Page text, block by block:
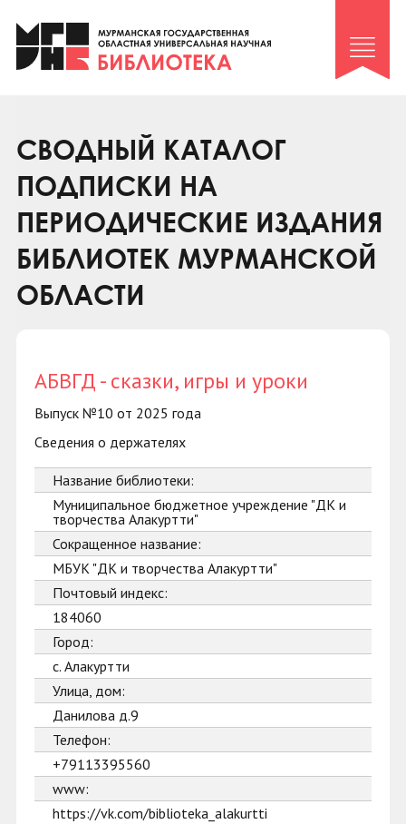
Клуб «Гиря и сельдерей»
Клуб «Семейный архив»
Коллегам
Контакты
СВОДНЫЙ КАТАЛОГ
ПОДПИСКИ НА
ПЕРИОДИЧЕСКИЕ ИЗДАНИЯ
БИБЛИОТЕК МУРМАНСКОЙ
ОБЛАСТИ
АБВГД - сказки, игры и уроки
Выпуск №10 от 2025 года
Сведения о держателях
Название библиотеки:
Муниципальное бюджетное учреждение "ДК и
творчества Алакуртти"
Сокращенное название:
МБУК "ДК и творчества Алакуртти"
Почтовый индекс:
184060
Город:
с. Алакуртти
Улица, дом:
Данилова д.9
Телефон:
+79113395560
www:
https://vk.com/biblioteka_alakurtti